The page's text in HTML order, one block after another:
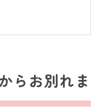
ておこう
要なポイント
らお別れま